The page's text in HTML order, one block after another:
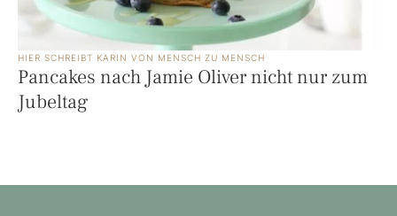
HIER SCHREIBT KARIN VON MENSCH ZU MENSCH
Pancakes nach Jamie Oliver nicht nur zum
Jubeltag